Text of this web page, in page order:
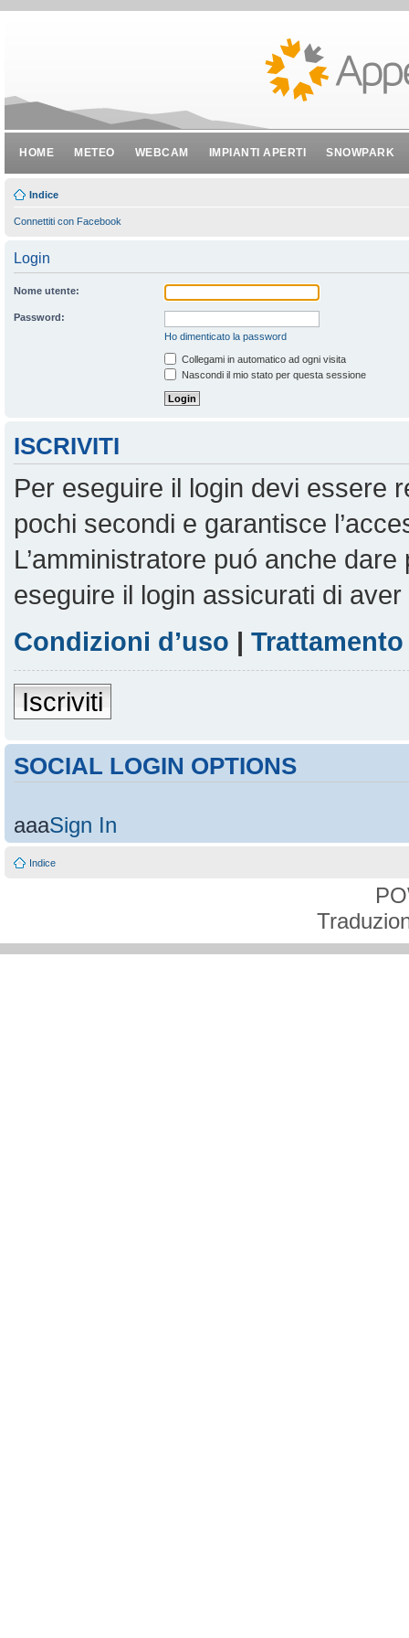
HOME METEO WEBCAM IMPIANTI APERTI SNOWPARK
Indice
Connettiti con Facebook
Login
Nome utente:
Password:
Ho dimenticato la password
Collegami in automatico ad ogni visita
Nascondi il mio stato per questa sessione
ISCRIVITI
Per eseguire il login devi essere
pochi secondi e garantisce
L’amministratore puó anche
eseguire il login assicurati di
Condizioni d’uso |
Iscriviti
SOCIAL LOGIN OPTIONS
aaaSign In
Indice